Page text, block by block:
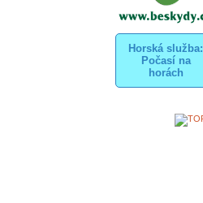
Horská služba:
Počasí na
horách